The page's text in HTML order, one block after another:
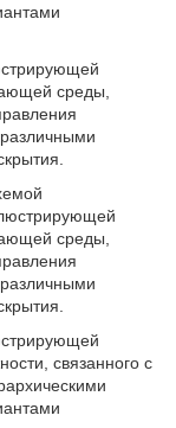
среды,
среды,
связанного с